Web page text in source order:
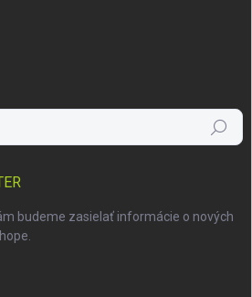
Hľadať
budeme zasielať informácie o nových